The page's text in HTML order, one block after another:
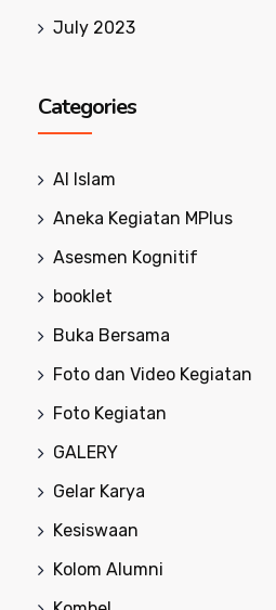
July 2023
Categories
Al Islam
Aneka Kegiatan MPlus
Asesmen Kognitif
booklet
Buka Bersama
Foto dan Video Kegiatan
Foto Kegiatan
GALERY
Gelar Karya
Kesiswaan
Kolom Alumni